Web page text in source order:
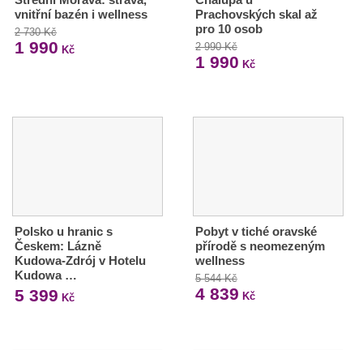
vnitřní bazén i wellness
2 730 Kč
1 990 Kč
Prachovských skal až
pro 10 osob
2 990 Kč
1 990 Kč
Polsko u hranic s
Českem: Lázně
Kudowa-Zdrój v Hotelu
Kudowa …
5 399 Kč
Pobyt v tiché oravské
přírodě s neomezeným
wellness
5 544 Kč
4 839 Kč